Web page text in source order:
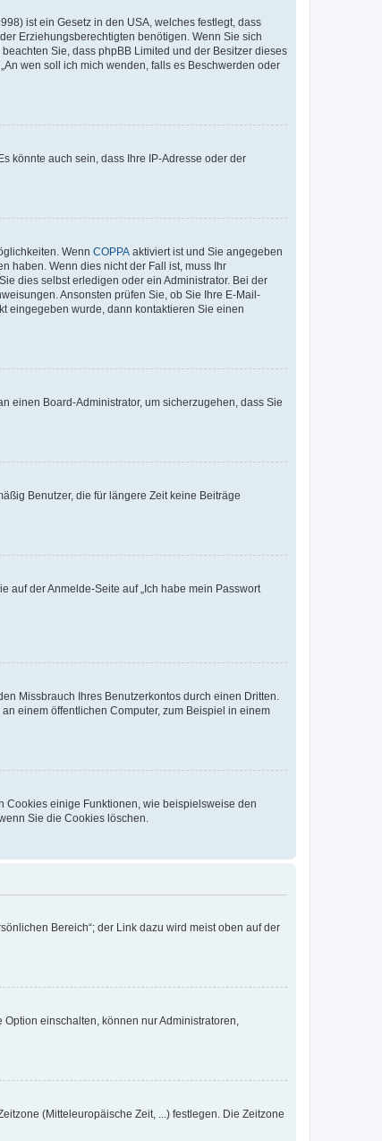
ist ein Gesetz in den USA, welches festlegt, dass
Erziehungsberechtigten benötigen. Wenn Sie sich
Sie, dass phpBB Limited und der Besitzer dieses
wen soll ich mich wenden, falls es Beschwerden oder
könnte auch sein, dass Ihre IP-Adresse oder der
Wenn COPPA aktiviert ist und Sie angegeben
haben. Wenn dies nicht der Fall ist, muss Ihr
dies selbst erledigen oder ein Administrator. Bei der
Ansonsten prüfen Sie, ob Sie Ihre E-Mail-
eingegeben wurde, dann kontaktieren Sie einen
einen Board-Administrator, um sicherzugehen, dass Sie
Benutzer, die für längere Zeit keine Beiträge
auf der Anmelde-Seite auf „Ich habe mein Passwort
Missbrauch Ihres Benutzerkontos durch einen Dritten.
einem öffentlichen Computer, zum Beispiel in einem
Cookies einige Funktionen, wie beispielsweise den
Sie die Cookies löschen.
Bereich“; der Link dazu wird meist oben auf der
einschalten, können nur Administratoren,
(Mitteleuropäische Zeit, ...) festlegen. Die Zeitzone